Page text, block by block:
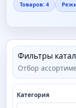
Товаров: 4
Фильтры
Отбор
Категория